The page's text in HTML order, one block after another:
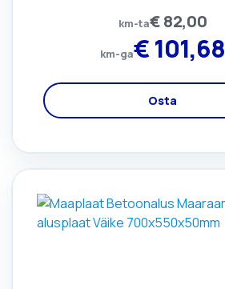
km-ta€82,00
km-ga€101,68
Osta